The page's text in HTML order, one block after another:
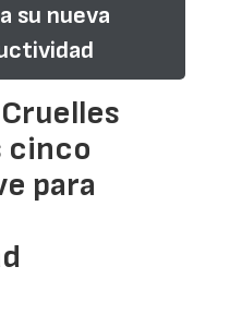
su nueva
cinco
para